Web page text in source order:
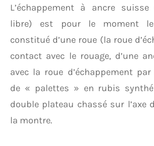
L’échappement à ancre suisse
libre) est pour le moment
constitué d’une roue (la roue
contact avec le rouage, d’une
avec la roue d’échappement par
de « palettes » en rubis
double plateau chassé sur l’axe
la montre.